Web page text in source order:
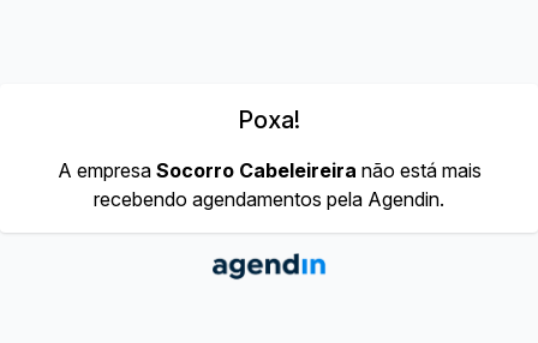
Poxa!
A empresa Socorro Cabeleireira não está mais
recebendo agendamentos pela Agendin.